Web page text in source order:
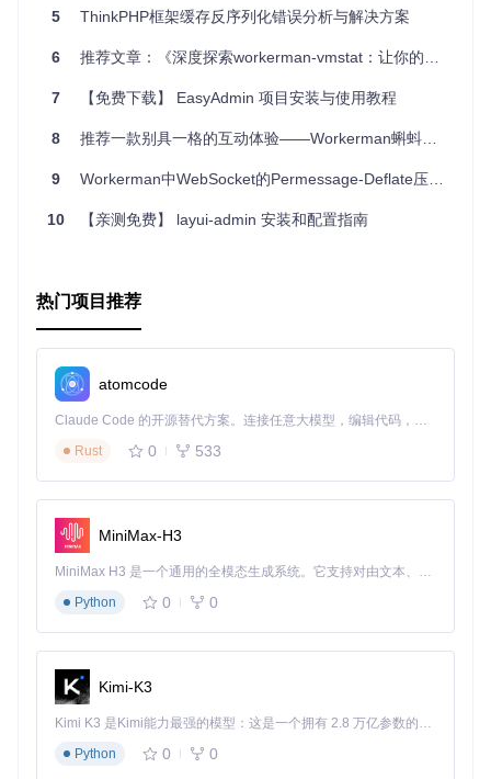
加简洁。
统的并发处理能力和资源利用率。
总之，ThinkPHP 6.0 Workerman 扩展是你构建高性能PHP应
中受益良多。立即安装并尝试一下吧，感受它带来的强大动能
5 ThinkPHP框架缓存反序列化错误分析与解决方案
6 推荐文章：《深度探索workerman-vmstat：让你的系统监控更加得心应手》
7 【免费下载】 EasyAdmin 项目安装与使用教程
8 推荐一款别具一格的互动体验——Workerman蝌蚪游泳程序
9 Workerman中WebSocket的Permessage-Deflate压缩问题分析与解决方案
10 【亲测免费】 layui-admin 安装和配置指南
热门项目推荐
atomcode
Claude Code 的开源替代方案。连接任意大模型，编辑代码，运行命令，自动验证 — 全自动执行。用 Rust 构建，极致性能。 ｜ An open-source alternative to Claude Code. Connect any LLM, edit code, run commands, and verify changes — autonomously. Built in Rust for speed. Get Started
Rust
0 533
MiniMax-H3
MiniMax H3 是一个通用的全模态生成系统。它支持对由文本、图像、视频和音频组成的多模态上下文进行统一理解，并能生成分辨率高达 2K、时长可达 15 秒的带原生立体声音频的视频。得益于面向任务泛化的系统设计，H3 在预训练阶段就已具备广泛的多模态上下文理解与生成能力，能够出色地执行复杂的多模态指令。
Python
0 0
Kimi-K3
Kimi K3 是Kimi能力最强的模型：这是一个拥有 2.8 万亿参数的混合专家（MoE）模型，具备原生视觉理解能力，并支持 100 万 token 的上下文窗口。
Python
0 0